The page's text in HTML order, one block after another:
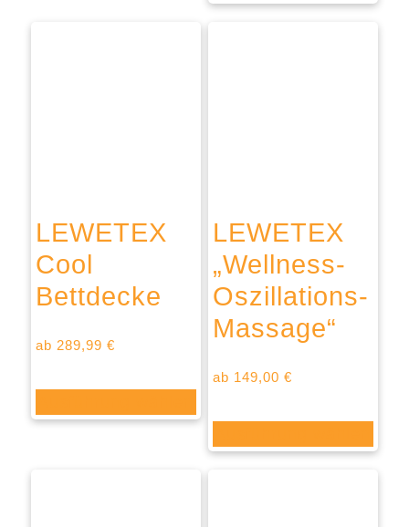
LEWETEX
Cool
Bettdecke
ab 289,99 €
LEWETEX
„Wellness-
Oszillations-
Massage“
ab 149,00 €